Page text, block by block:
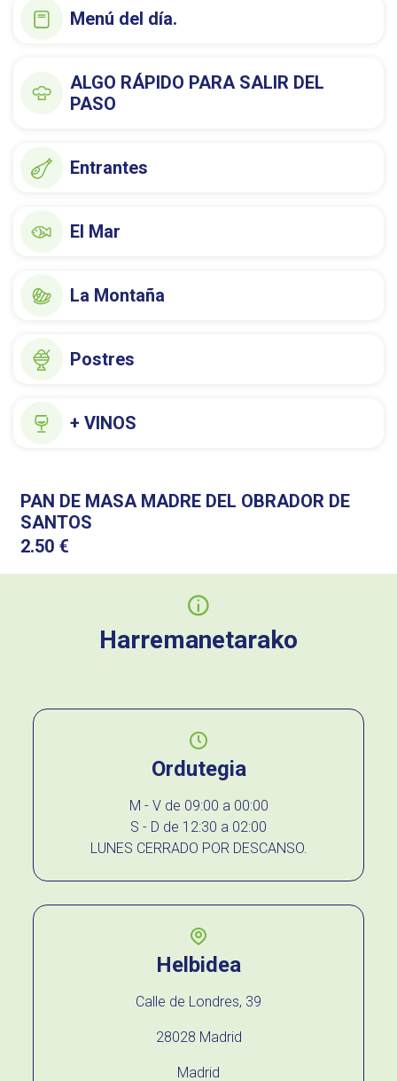
Menú del día.
ALGO RÁPIDO PARA SALIR DEL
PASO
Entrantes
El Mar
La Montaña
Postres
+ VINOS
PAN DE MASA MADRE DEL OBRADOR DE
SANTOS
2.50 €
Harremanetarako
Ordutegia
M - V de 09:00 a 00:00
S - D de 12:30 a 02:00
LUNES CERRADO POR DESCANSO.
Helbidea
Calle de Londres, 39
28028 Madrid
Madrid